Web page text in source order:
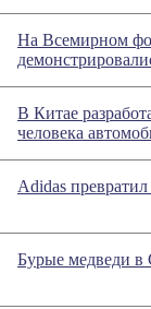
На Всемирном
В Китае
человека
Adidas
Бурые медведи